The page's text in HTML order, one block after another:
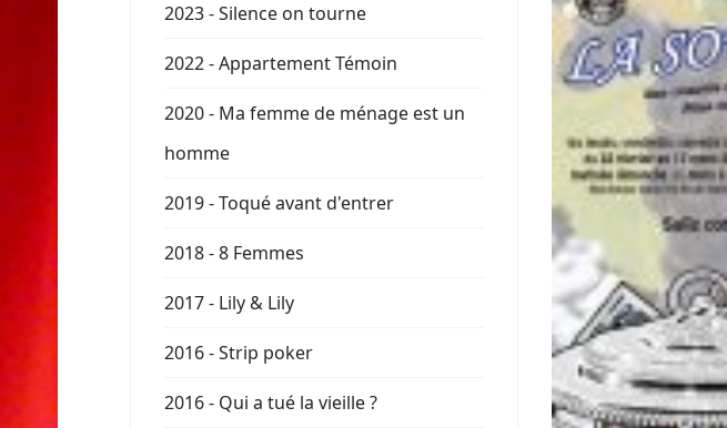
2023 - Silence on tourne
2022 - Appartement Témoin
2020 - Ma femme de ménage est un
homme
2019 - Toqué avant d'entrer
2018 - 8 Femmes
2017 - Lily & Lily
2016 - Strip poker
2016 - Qui a tué la vieille ?